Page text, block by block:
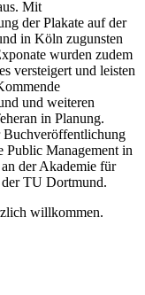
Mit
der Plakate auf der
in Köln zugunsten
wurden zudem
versteigert und leisten
und weiteren
in Planung.
Buchveröffentlichung
Public Management in
der Akademie für
TU Dortmund.
willkommen.